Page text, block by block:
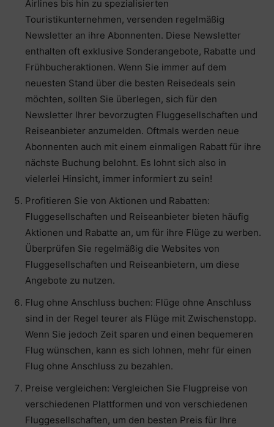
Airlines bis hin zu spezialisierten
Touristikunternehmen, versenden regelmäßig
Newsletter an ihre Abonnenten. Diese Newsletter
enthalten oft exklusive Sonderangebote, Rabatte und
Frühbucheraktionen. Wenn Sie immer auf dem
neuesten Stand über die besten Reisedeals sein
möchten, sollten Sie überlegen, sich für den
Newsletter Ihrer bevorzugten Fluggesellschaften und
Reiseanbieter anzumelden. Oftmals werden neue
Abonnenten auch mit einem einmaligen Rabatt für ihre
nächste Buchung belohnt. Es lohnt sich also in
vielerlei Hinsicht, immer informiert zu sein!
Profitieren Sie von Aktionen und Rabatten:
Fluggesellschaften und Reiseanbieter bieten häufig
Aktionen und Rabatte an, um für ihre Flüge zu werben.
Überprüfen Sie regelmäßig die Websites von
Fluggesellschaften und Reiseanbietern, um diese
Angebote zu nutzen.
Flug ohne Anschluss buchen: Flüge ohne Anschluss
sind in der Regel teurer als Flüge mit Zwischenstopp.
Wenn Sie jedoch Zeit sparen und einen bequemeren
Flug wünschen, kann es sich lohnen, mehr für einen
Flug ohne Anschluss zu bezahlen.
Preise vergleichen: Vergleichen Sie Flugpreise von
verschiedenen Plattformen und von verschiedenen
Fluggesellschaften, um den besten Preis für Ihre